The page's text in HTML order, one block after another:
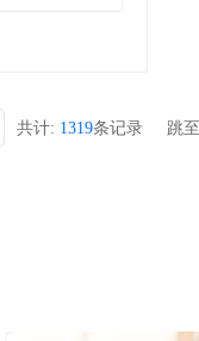
共计: 1319条记录 跳至